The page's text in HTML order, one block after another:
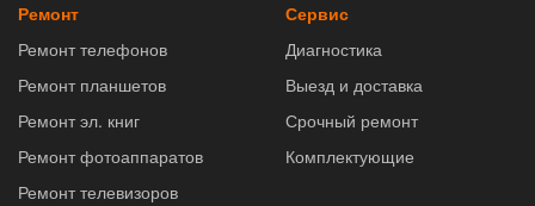
Ремонт
Ремонт телефонов
Ремонт планшетов
Ремонт эл. книг
Ремонт фотоаппаратов
Ремонт телевизоров
Сервис
Диагностика
Выезд и доставка
Срочный ремонт
Комплектующие